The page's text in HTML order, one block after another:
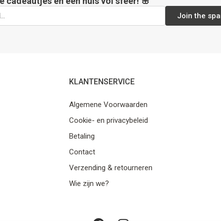
Join the
KLANTENSERVICE
Algemene Voorwaarden
Cookie- en privacybeleid
Betaling
Contact
Verzending & retourneren
Wie zijn we?